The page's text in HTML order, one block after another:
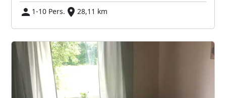
1-10 Pers.
28,11 km